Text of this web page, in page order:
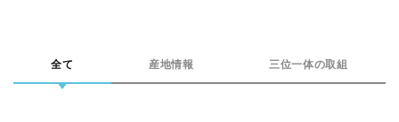
全て 産地情報 三位一体の取組